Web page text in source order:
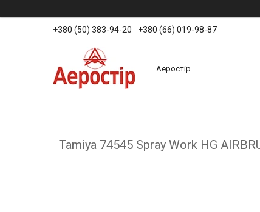
+380 (50) 383-94-20 +380 (66) 019-98-87
Аеростір
Tamiya 74545 Spray Work HG